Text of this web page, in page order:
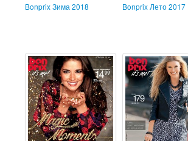
Bonprix Зима 2018 Bonprix Лето 2017